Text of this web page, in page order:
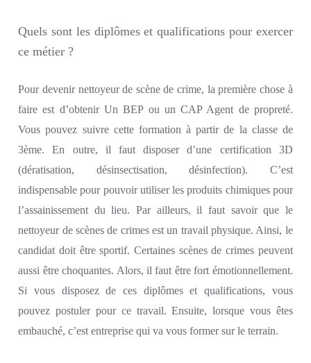
Quels sont les diplômes et qualifications pour exercer
ce métier ?
Pour devenir nettoyeur de scène de crime, la première chose à
faire est d’obtenir Un BEP ou un CAP Agent de propreté.
Vous pouvez suivre cette formationà partir de la classe de
3ème.En outre, il faut disposer d’une certification 3D
(dératisation, désinsectisation, désinfection). C’est
indispensable pour pouvoirutiliserlesproduits chimiques pour
l’assainissement du lieu.Par ailleurs, il faut savoir que le
nettoyeur de scènes de crimes est un travailphysique. Ainsi, le
candidat doit être sportif. Certaines scènes de crimes peuvent
aussi être choquantes. Alors, il faut être fort émotionnellement.
Si vous disposez de ces diplômes et qualifications, vous
pouvezpostuler pour ce travail. Ensuite, lorsque vous êtes
embauché, c’estentreprisequi va vous formersur le terrain.